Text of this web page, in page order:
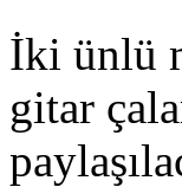
İki ünlü
gitar